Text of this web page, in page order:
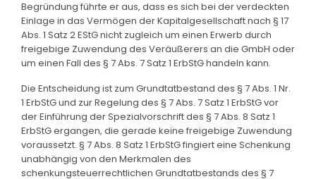
Begründung führte er aus, dass es sich bei der verdeckten
Einlage in das Vermögen der Kapitalgesellschaft nach § 17
Abs. 1 Satz 2 EStG nicht zugleich um einen Erwerb durch
freigebige Zuwendung des Veräußerers an die GmbH oder
um einen Fall des § 7 Abs. 7 Satz 1 ErbStG handeln kann.
Die Entscheidung ist zum Grundtatbestand des § 7 Abs. 1 Nr.
1 ErbStG und zur Regelung des § 7 Abs. 7 Satz 1 ErbStG vor
der Einführung der Spezialvorschrift des § 7 Abs. 8 Satz 1
ErbStG ergangen, die gerade keine freigebige Zuwendung
voraussetzt. § 7 Abs. 8 Satz 1 ErbStG fingiert eine Schenkung
unabhängig von den Merkmalen des
schenkungsteuerrechtlichen Grundtatbestands des § 7